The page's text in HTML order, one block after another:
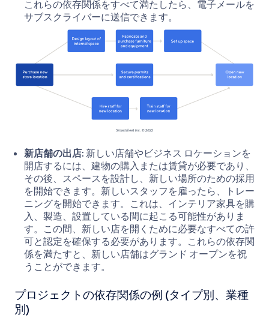
これらの依存関係をすべて満たしたら、電子メールを
サブスクライバーに送信できます。
新店舗の出店:新しい店舗やビジネス ロケーションを
開店するには、建物の購入または賃貸が必要であり、
その後、スペースを設計し、新しい場所のための採用
を開始できます。新しいスタッフを雇ったら、トレー
ニングを開始できます。これは、インテリア家具を購
入、製造、設置している間に起こる可能性がありま
す。この間、新しい店を開くために必要なすべての許
可と認定を確保する必要があります。これらの依存関
係を満たすと、新しい店舗はグランド オープンを祝
うことができます。
プロジェクトの依存関係の例 (タイプ別、業種
別)